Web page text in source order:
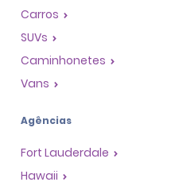
Carros
SUVs
Caminhonetes
Vans
Agências
Fort Lauderdale
Hawaii